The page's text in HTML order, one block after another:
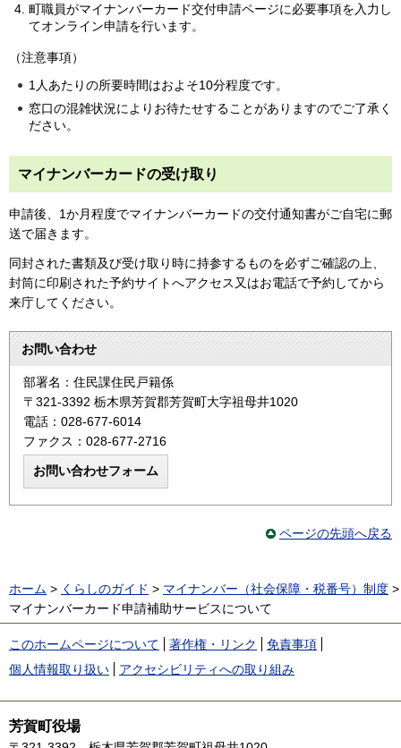
町職員がマイナンバーカード交付申請ページに必要事項を入力し
てオンライン申請を行います。
（注意事項）
1人あたりの所要時間はおよそ10分程度です。
窓口の混雑状況によりお待たせすることがありますのでご了承く
ださい。
マイナンバーカードの受け取り
申請後、1か月程度でマイナンバーカードの交付通知書がご自宅に郵
送で届きます。
同封された書類及び受け取り時に持参するものを必ずご確認の上、
封筒に印刷された予約サイトへアクセス又はお電話で予約してから
来庁してください。
お問い合わせ
部署名：住民課住民戸籍係
〒321-3392 栃木県芳賀郡芳賀町大字祖母井1020
電話：028-677-6014
ファクス：028-677-2716
ページの先頭へ戻る
ホーム > くらしのガイド > マイナンバー（社会保障・税番号）制度 >
マイナンバーカード申請補助サービスについて
このホームページについて 著作権・リンク
免責事項
個人情報取り扱い
アクセシビリティへの取り組み
芳賀町役場